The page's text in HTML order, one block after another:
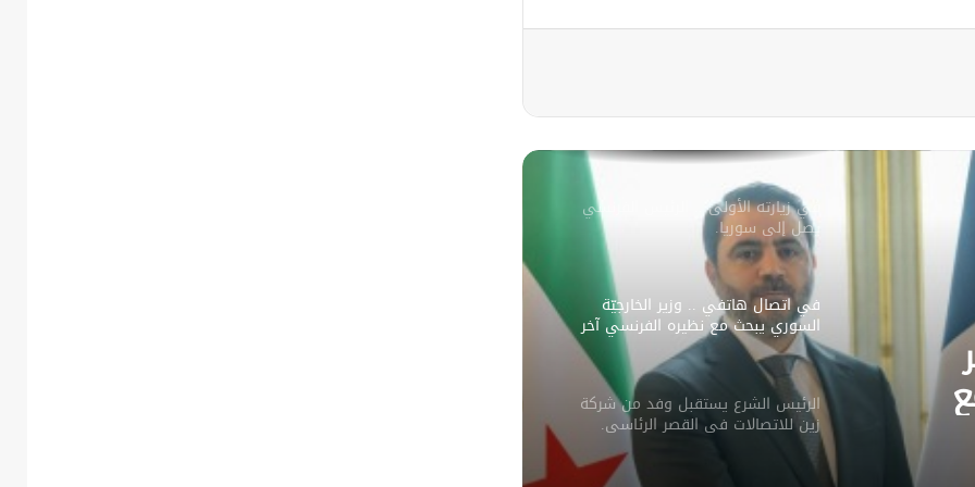
في زيارته الأولى .. الرئيس الفرنسي
يصل إلى سوريا.
في اتصال هاتفي .. وزير الخارجيّة
السوري يبحث مع نظيره الفرنسي آخر
التطورات.
الرئيس الشرع يستقبل وفد من شركة
زين للاتصالات في القصر الرئاسي.
لبحث العلاقات الثنائيّة .. الرئيس الشرع
يتسقبل وزير الخارجيّة العراقي في